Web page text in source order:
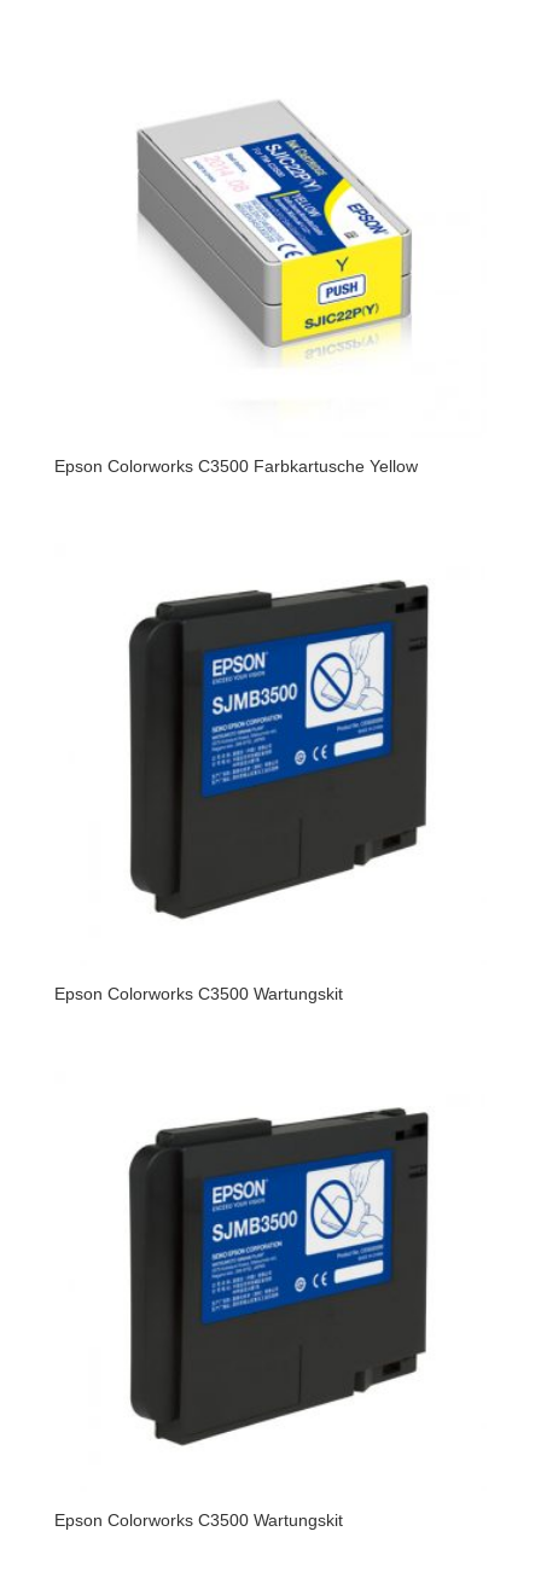
Epson Colorworks C3500 Farbkartusche Yellow
Epson Colorworks C3500 Wartungskit
Epson Colorworks C3500 Wartungskit